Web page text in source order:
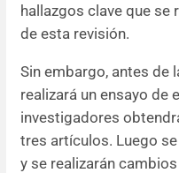
hallazgos clave que se
de esta revisión.
Sin embargo, antes de
realizará un ensayo de
investigadores
tres artículos. Luego
y se realizarán